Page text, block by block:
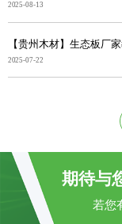
2025-08-13
【贵州木材】生态板厂
2025-07-22
期待与
若您